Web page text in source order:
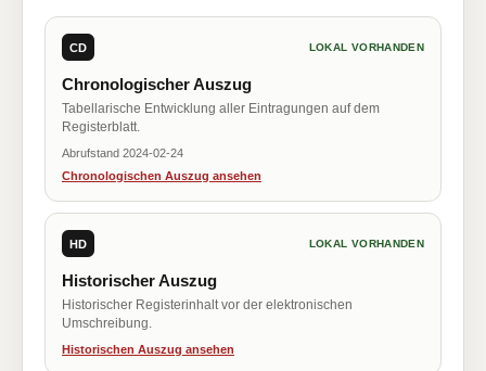
CD LOKAL VORHANDEN
Chronologischer Auszug
Tabellarische Entwicklung aller Eintragungen auf dem
Registerblatt.
Abrufstand 2024-02-24
Chronologischen Auszug ansehen
HD LOKAL VORHANDEN
Historischer Auszug
Historischer Registerinhalt vor der elektronischen
Umschreibung.
Historischen Auszug ansehen